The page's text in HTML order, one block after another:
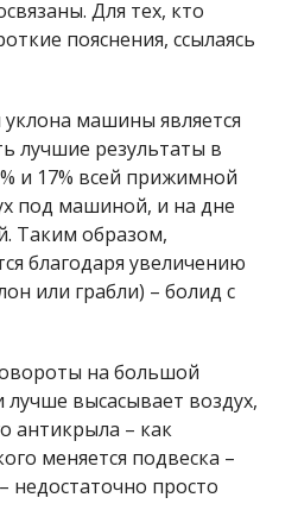
Для тех, кто
пояснения, ссылаясь
машины является
лучшие результаты в
и 17% всей прижимной
под машиной, и на дне
Таким образом,
благодаря увеличению
или грабли) – болид с
на большой
высасывает воздух,
антикрыла – как
меняется подвеска –
просто